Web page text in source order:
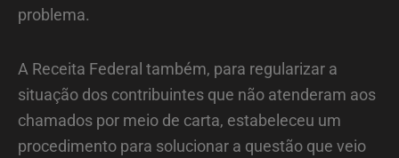
problema.
A Receita Federal também, para regularizar a
situação dos contribuintes que não atenderam aos
chamados por meio de carta, estabeleceu um
procedimento para solucionar a questão que veio